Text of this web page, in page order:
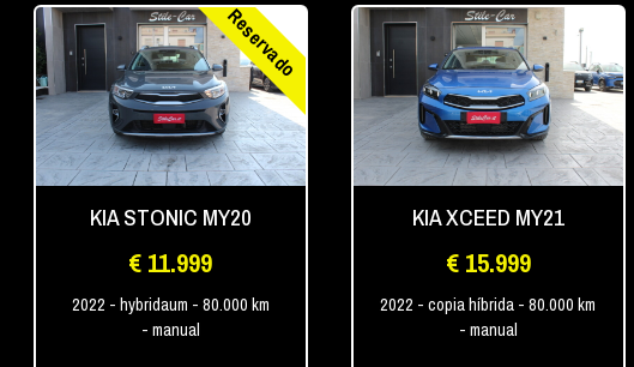
KIA STONIC MY20
€ 11.999
2022 - hybridaum - 80.000 km
- manual
Reservado
KIA XCEED MY21
€ 15.999
2022 - copia híbrida - 80.000 km
- manual